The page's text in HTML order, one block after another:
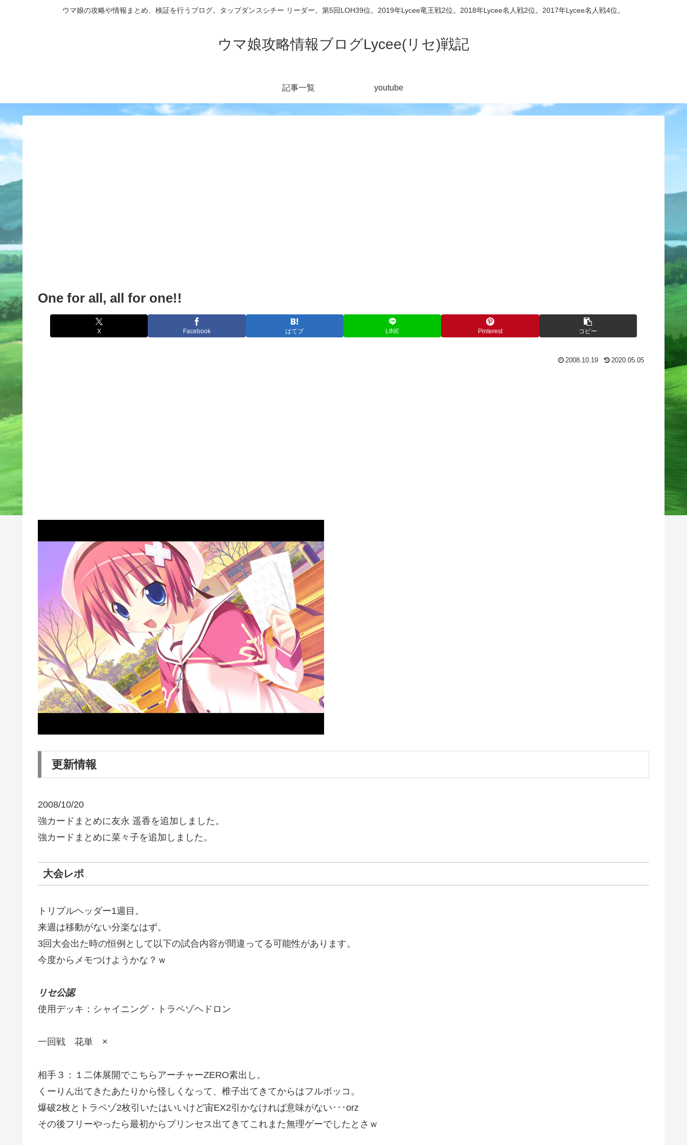
ウマ娘の攻略や情報まとめ、検証を行うブログ。タップダンスシチー リーダー。第5回LOH39位。2019年Lycee竜王戦2位。2018年Lycee名人戦2位。2017年Lycee名人戦4位。
ウマ娘攻略情報ブログLycee(リセ)戦記
記事一覧 youtube
One for all, all for one!!
X Facebook はてブ LINE Pinterest コピー
2008.10.19 2020.05.05
更新情報
2008/10/20
強カードまとめに友永 遥香を追加しました。
強カードまとめに菜々子を追加しました。
大会レポ
トリプルヘッダー1週目。
来週は移動がない分楽なはず。
3回大会出た時の恒例として以下の試合内容が間違ってる可能性があります。
今度からメモつけようかな？ｗ
リセ公認
使用デッキ：シャイニング・トラペゾヘドロン
一回戦 花単 ×
相手３：１二体展開でこちらアーチャーZERO素出し。
くーりん出てきたあたりから怪しくなって、椎子出てきてからはフルボッコ。
爆破2枚とトラペゾ2枚引いたはいいけど宙EX2引かなければ意味がない･･･orz
その後フリーやったら最初からプリンセス出てきてこれまた無理ゲーでしたとさｗ